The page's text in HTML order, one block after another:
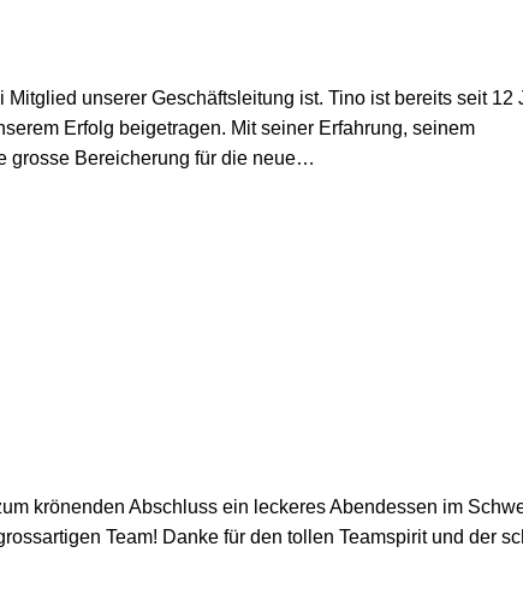
unserer Geschäftsleitung ist. Tino ist bereits seit 12
Erfolg beigetragen. Mit seiner Erfahrung, seinem
grosse Bereicherung für die neue…
krönenden Abschluss ein leckeres Abendessen im
Team! Danke für den tollen Teamspirit und der